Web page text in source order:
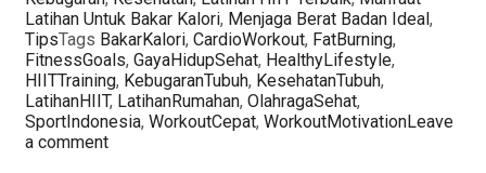
Latihan Untuk Bakar Kalori, Menjaga Berat Badan Ideal,
TipsTags BakarKalori, CardioWorkout, FatBurning,
FitnessGoals, GayaHidupSehat, HealthyLifestyle,
HIITTraining, KebugaranTubuh, KesehatanTubuh,
LatihanHIIT, LatihanRumahan, OlahragaSehat,
SportIndonesia, WorkoutCepat, WorkoutMotivationLeave
a comment